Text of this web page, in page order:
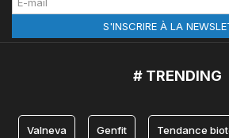
# TRENDING
Valneva Genfit Tendance